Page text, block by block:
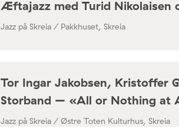
Æftajazz med Turid Nikolaisen
Jazz på Skreia / Pakkhuset, Skreia
Tor Ingar Jakobsen, Kristoffer
Storband – «All or Nothing at
Jazz på Skreia / Østre Toten Kulturhus, Skreia